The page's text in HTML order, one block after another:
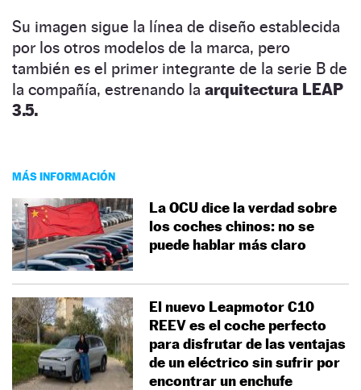
Su imagen sigue la línea de diseño establecida
por los otros modelos de la marca, pero
también es el primer integrante de la serie B de
la compañía, estrenando la arquitectura LEAP
3.5.
MÁS INFORMACIÓN
La OCU dice la verdad sobre
los coches chinos: no se
puede hablar más claro
El nuevo Leapmotor C10
REEV es el coche perfecto
para disfrutar de las ventajas
de un eléctrico sin sufrir por
encontrar un enchufe